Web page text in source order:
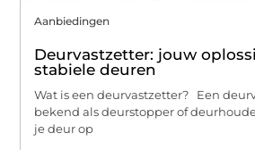
Aanbiedingen
Deurvastzetter: jouw
stabiele deuren
Wat is een deurvastzetter? Een
bekend als deurstopper of
je deur op